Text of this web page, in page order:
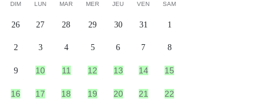
DIM LUN MAR MER JEU VEN SAM
26 27 28 29 30 31 1
2 3 4 5 6 7 8
9 10 11 12 13 14 15
16 17 18 19 20 21 22